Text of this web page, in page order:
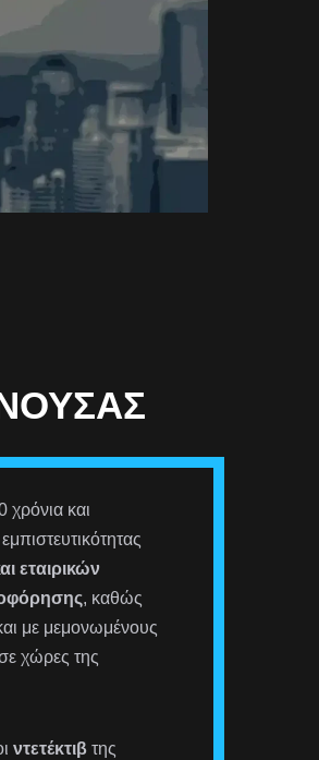
και
εταιρικών
, καθώς
με μεμονωμένους
χώρες της
ντετέκτιβτης